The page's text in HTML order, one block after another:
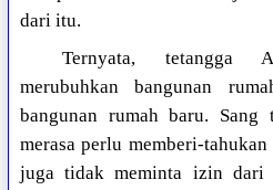
dari itu.
Ternyata, tetangga
merubuhkan bangunan
bangunan rumah baru. Sang
merasa perlu memberi-
juga tidak meminta izin dari